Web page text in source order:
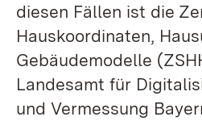
diesen Fällen ist die
Hauskoordinaten,
Gebäudemodelle
Landesamt für
und Vermessung